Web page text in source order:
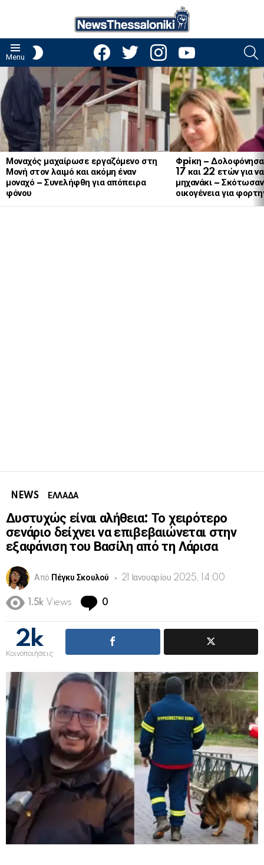
Menu
facebooktwitter instagramyoutube
LATEST
STORIES
Μοναχός μαχαίρωσε εργαζόμενο στη
Μονή στον λαιμό και ακόμη έναν
μοναχό – Συνελήφθη για απόπειρα
φόνου
Φpiκη –
17 και 22 ετών για
μηχανάκι – Σκότωσαν
οικογένεια για
NEWS ΕΛΛΑΔΑ
Δυστυχώς είναι αλήθεια: Το χειρότερο
σενάριο δείχνει να επιβεβαιώνεται στην
εξαφάνιση του Βασίλη από τη Λάρισα
Από Πέγκυ Σκουλού 21 Ιανουαρίου 2025, 14:00
1.5k Views 0
2k
Κοινοποιήσεις